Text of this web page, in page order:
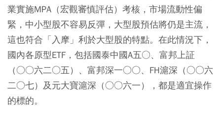
業實施MPA（宏觀審慎評估）考核，市場流動性偏
緊，中小型股不容易反彈，大型股預估將仍是主流，
這也符合「入摩」利於大型股的特點。在此情況下，
國內各原型ETF，包括國泰中國A五○、富邦上証
（○○六二○五）、富邦深一○○、FH滬深（○○六
二○七）及元大寶滬深（○○六一），都是適宜操作
的標的。